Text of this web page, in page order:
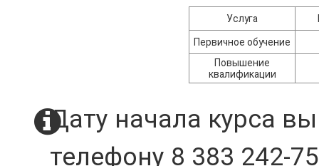
Услуга
Первичное обучение
Повышение
квалификации
Дату начала курса
телефону 8 383 242-